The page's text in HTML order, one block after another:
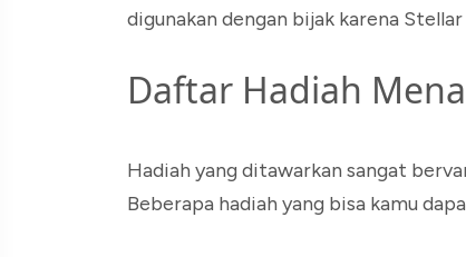
digunakan dengan bijak karena
Daftar Hadiah
Hadiah yang ditawarkan sangat
Beberapa hadiah yang bisa kamu